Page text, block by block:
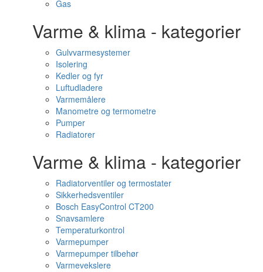
Gas
Varme & klima - kategorier
Gulvvarmesystemer
Isolering
Kedler og fyr
Luftudladere
Varmemålere
Manometre og termometre
Pumper
Radiatorer
Varme & klima - kategorier
Radiatorventiler og termostater
Sikkerhedsventiler
Bosch EasyControl CT200
Snavsamlere
Temperaturkontrol
Varmepumper
Varmepumper tilbehør
Varmevekslere